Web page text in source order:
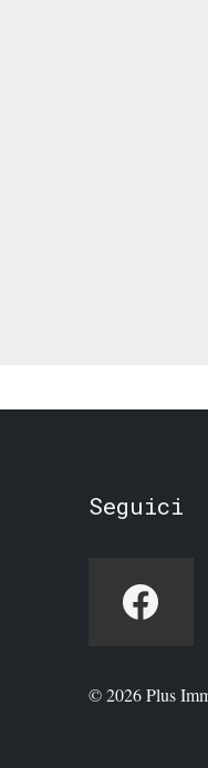
Seguici
© 2026 Plus